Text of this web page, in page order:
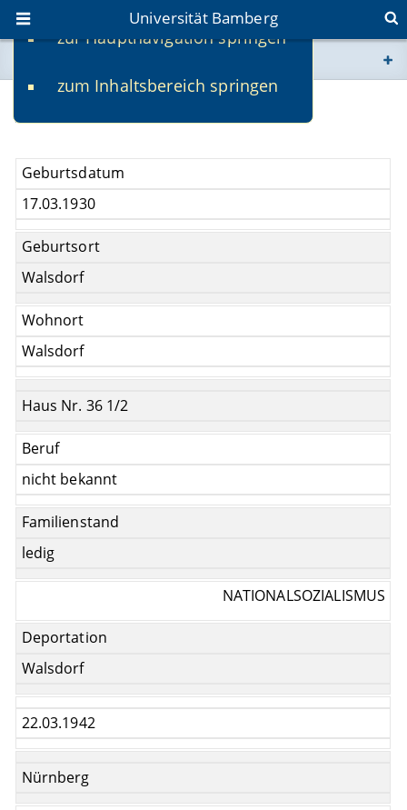
zur Hauptnavigation springen
zum Inhaltsbereich springen
Universität Bamberg
www.uni-bamberg.de
fis.uni-bamberg.de
Karola Horwitz
Geburtsdatum
17.03.1930
Geburtsort
Walsdorf
Wohnort
Walsdorf
Haus Nr. 36 1/2
Beruf
nicht bekannt
Familienstand
ledig
NATIONALSOZIALISMUS
Deportation
Walsdorf
22.03.1942
Nürnberg